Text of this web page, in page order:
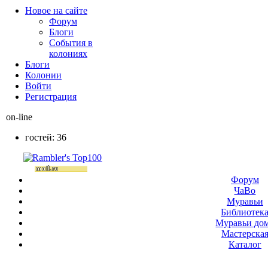
Новое на сайте
Форум
Блоги
События в
колониях
Блоги
Колонии
Войти
Peгиcтpaция
on-line
гостей: 36
Форум
ЧаВо
Муравьи
Муравьи
Мастерская
Каталог